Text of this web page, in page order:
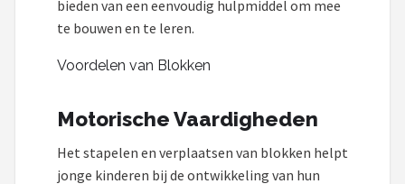
bieden van een eenvoudig hulpmiddel om mee
te bouwen en te leren.
Voordelen van Blokken
Motorische Vaardigheden
Het stapelen en verplaatsen van blokken helpt
jonge kinderen bij de ontwikkeling van hun